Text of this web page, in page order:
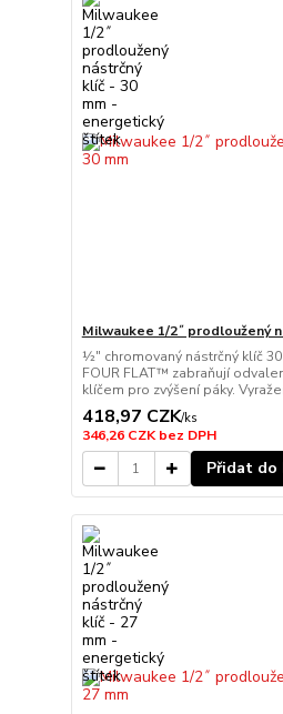
Milwaukee 1/2˝ prodloužený
½″ chromovaný nástrčný klíč
FOUR FLAT™ zabraňují
klíčem pro zvýšení páky.
418,97 CZK/ks
346,26 CZKbez DPH
Přidat do